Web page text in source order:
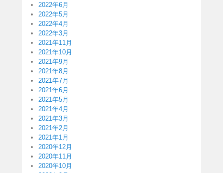
2022年6月
2022年5月
2022年4月
2022年3月
2021年11月
2021年10月
2021年9月
2021年8月
2021年7月
2021年6月
2021年5月
2021年4月
2021年3月
2021年2月
2021年1月
2020年12月
2020年11月
2020年10月